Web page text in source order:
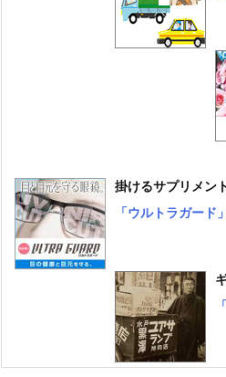
掛けるサプリメン
「ウルトラガード」